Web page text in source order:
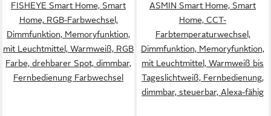
FISHEYE Smart Home, Smart
Home, RGB-Farbwechsel,
Dimmfunktion, Memoryfunktion,
mit Leuchtmittel, Warmweiß, RGB
Farbe, drehbarer Spot, dimmbar,
Fernbedienung Farbwechsel
ASMIN Smart Home, Smart
Home, CCT-
Farbtemperaturwechsel,
Dimmfunktion, Memoryfunktion,
mit Leuchtmittel, Warmweiß bis
Tageslichtweiß, Fernbedienung,
dimmbar, steuerbar, Alexa-fähig